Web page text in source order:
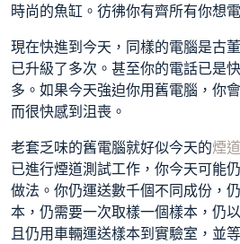
時尚的魚缸。彷彿你有齊所有你想
現在快進到今天，同樣的電腦是古
已升級了多次。甚至你的電話已是
多。如果今天強迫你用舊電腦，你
而很快感到沮喪。
老套乏味的舊電腦就好似今天的煙
已進行煙道測試工作，你今天可能
做法。你仍運送數千個不同成份，
本，仍需要一次取樣一個樣本，仍
且仍用車輛運送樣本到實驗室，並